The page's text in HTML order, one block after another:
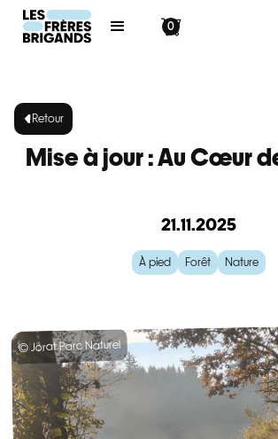
0
Retour
Mise à jour : Au Cœur
21.11.2025
À pied Forêt Nature
© Jorat Parc Naturel